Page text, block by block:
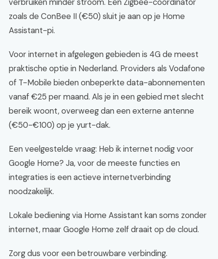
zoals de ConBee II (€50) sluit je aan op je Home
Assistant-pi.
Voor internet in afgelegen gebieden is 4G de meest
praktische optie in Nederland. Providers als Vodafone
of T-Mobile bieden onbeperkte data-abonnementen
vanaf €25 per maand. Als je in een gebied met slecht
bereik woont, overweeg dan een externe antenne
(€50-€100) op je yurt-dak.
Een veelgestelde vraag: Heb ik internet nodig voor
Google Home? Ja, voor de meeste functies en
integraties is een actieve internetverbinding
noodzakelijk.
Lokale bediening via Home Assistant kan soms zonder
internet, maar Google Home zelf draait op de cloud.
Zorg dus voor een betrouwbare verbinding.